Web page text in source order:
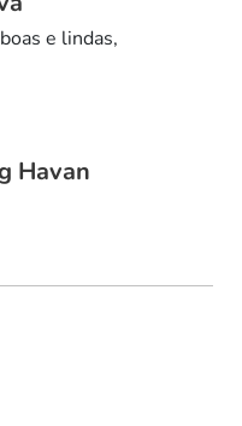
e lindas,
Havan